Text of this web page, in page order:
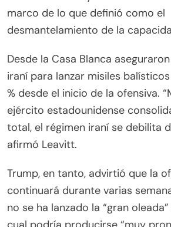
marco de lo que definió como el
desmantelamiento de la
Desde la Casa Blanca
iraní para lanzar misiles
% desde el inicio de la ofensiva.
ejército estadounidense
total, el régimen iraní se debilita
afirmó Leavitt.
Trump, en tanto, advirtió que la
continuará durante varias
no se ha lanzado la “gran